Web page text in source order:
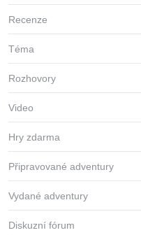
Recenze
Téma
Rozhovory
Video
Hry zdarma
Připravované adventury
Vydané adventury
Diskuzní fórum